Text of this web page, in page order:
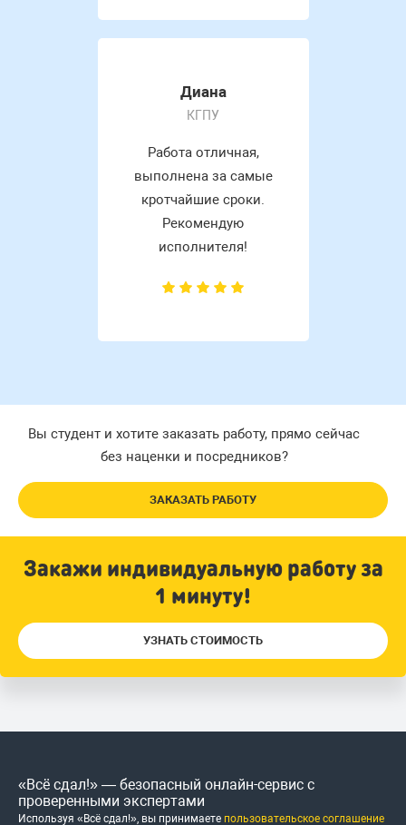
Диана
КГПУ
Работа отличная,
выполнена за самые
кротчайшие сроки.
Рекомендую
исполнителя!
Вы студент и хотите заказать работу, прямо сейчас
без наценки и посредников?
ЗАКАЗАТЬ РАБОТУ
Закажи индивидуальную работу за
1 минуту!
УЗНАТЬ СТОИМОСТЬ
«Всё сдал!» — безопасный онлайн-сервис с
проверенными экспертами
Используя «Всё сдал!», вы принимаете пользовательское соглашение